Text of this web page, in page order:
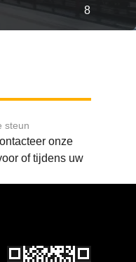
8
steun
onze
of tijdens uw